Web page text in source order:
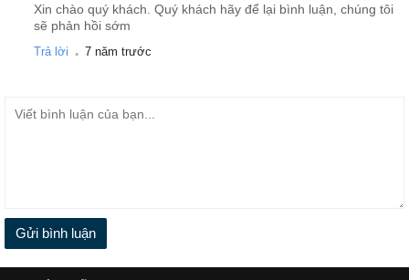
Xin chào quý khách. Quý khách hãy để lại bình luận, chúng tôi
sẽ phản hồi sớm
Trả lời . 7 năm trước
Gửi bình luận